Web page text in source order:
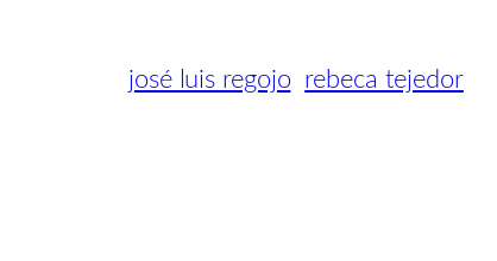
josé luis regojo rebeca tejedor